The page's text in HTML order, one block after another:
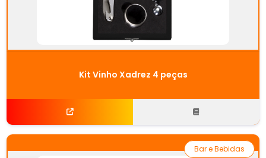
Kit Vinho Xadrez 4 peças
Bar e Bebidas